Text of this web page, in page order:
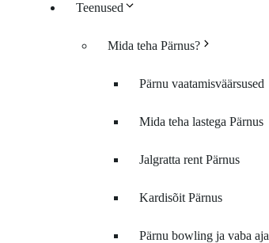
Teenused
Mida teha Pärnus?
Pärnu vaatamisväärsused
Mida teha lastega Pärnus
Jalgratta rent Pärnus
Kardisõit Pärnus
Pärnu bowling ja vaba aja